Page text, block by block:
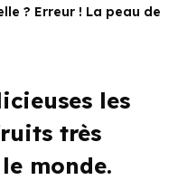
? Erreur ! La peau de
les
très
monde.